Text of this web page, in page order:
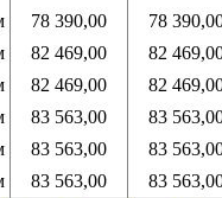
78 390,00
78
82 469,00
82
82 469,00
82
83 563,00
83
83 563,00
83
83 563,00 83